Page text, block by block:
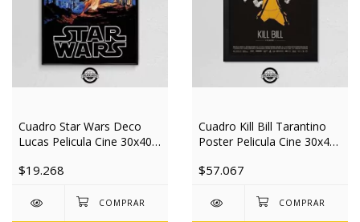
Cuadro Star Wars Deco
Lucas Pelicula Cine 30x40
$19.268
Cuadro Kill Bill Tarantino
Poster Pelicula Cine 30x40
$57.067